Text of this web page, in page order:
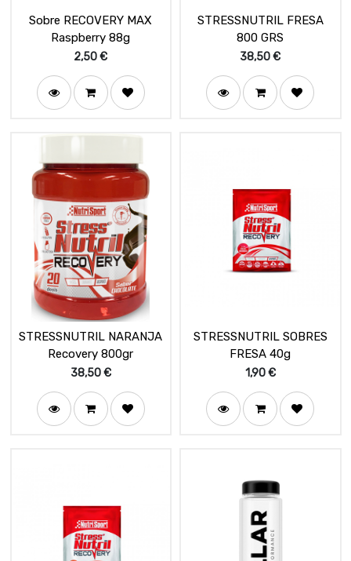
Sobre RECOVERY MAX
Raspberry 88g
2,50€
STRESSNUTRIL FRESA
800 GRS
38,50€
STRESSNUTRIL NARANJA
Recovery 800gr
38,50€
STRESSNUTRIL SOBRES
FRESA 40g
1,90€